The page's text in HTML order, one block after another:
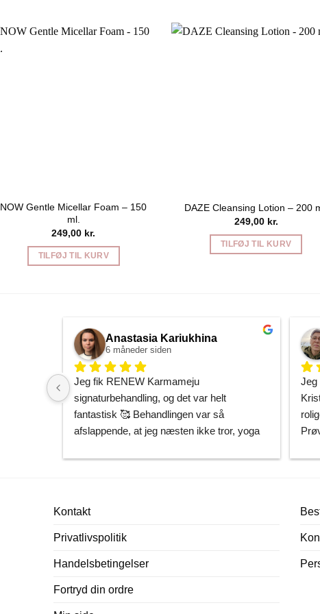
NOW Gentle Micellar Foam – 150
ml.
249,00 kr.
TILFØJ TIL KURV
DAZE Cleansing Lotion – 200
249,00 kr.
TILFØJ TIL KURV
Anastasia Kariukhina
6 måneder siden
Jeg fik RENEW Karmameju
signaturbehandling, og det var helt
fantastisk 🥰 Behandlingen var så
afslappende, at jeg næsten ikke tror, yoga
Min hud føles gennemfugtet og som om,
og man føler sig både tryg og helt afslappet
i hendes hænder. Nu ved jeg præcis, hvor
Kan varmt anbefales! 🌿✨
Jeg
Tak
Kontakt
Privatlivspolitik
Handelsbetingelser
Fortryd din ordre